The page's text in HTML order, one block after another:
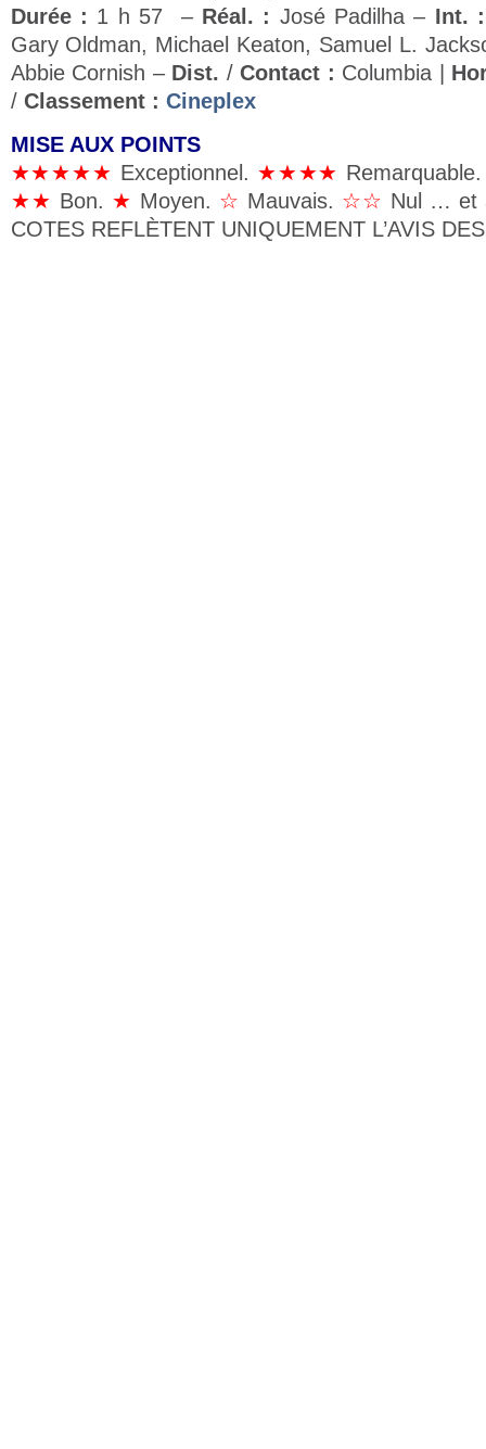
Durée : 1 h 57 – Réal. : José Padilha – Int. :
Gary Oldman, Michael Keaton, Samuel L.
Abbie Cornish – Dist. /Contact : Columbia |
/ Classement : Cineplex
MISE AUX POINTS
★★★★★ Exceptionnel. ★★★★
★★ Bon. ★ Moyen. ☆ Mauvais. ☆☆ Nul … et
COTES REFLÈTENT UNIQUEMENT L’AVIS